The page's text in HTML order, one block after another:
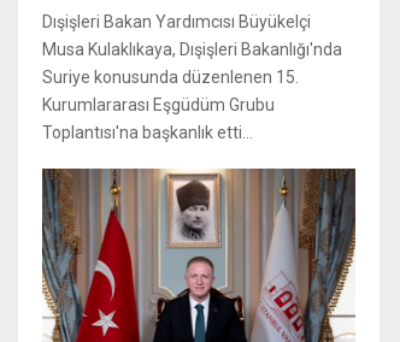
Dışişleri Bakan Yardımcısı Büyükelçi
Musa Kulaklıkaya, Dışişleri Bakanlığı'nda
Suriye konusunda düzenlenen 15.
Kurumlararası Eşgüdüm Grubu
Toplantısı'na başkanlık etti...